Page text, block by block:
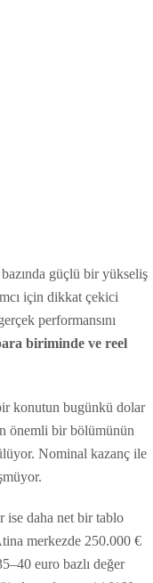
güçlü bir yükseliş
için dikkat çekici
performansını
biriminde ve reel
bir konutun bugünkü dolar
önemli bir bölümünün
Nominal kazanç ile
ise daha net bir tablo
merkezde 250.000 €
euro bazlı değer